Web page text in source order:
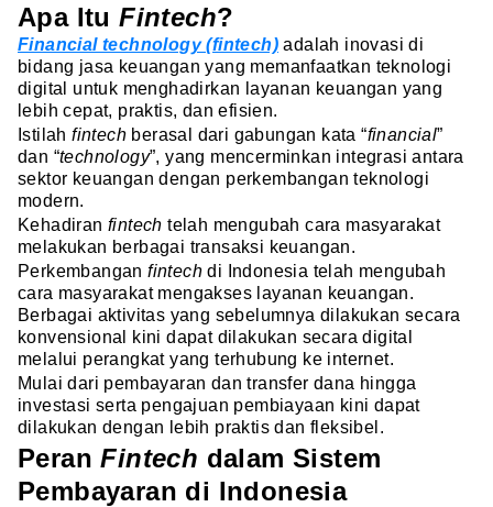
Apa ItuFintech?
Financial technology (fintech) adalah inovasi di
bidang jasa keuangan yang memanfaatkan teknologi
digital untuk menghadirkan layanan keuangan yang
lebih cepat, praktis, dan efisien.
Istilahfintech berasal dari gabungan kata “financial”
dan “technology”, yang mencerminkan integrasi antara
sektor keuangan dengan perkembangan teknologi
modern.
Kehadiran fintechtelah mengubah cara masyarakat
melakukan berbagai transaksi keuangan.
Perkembanganfintechdi Indonesia telah mengubah
cara masyarakat mengakses layanan keuangan.
Berbagai aktivitas yang sebelumnya dilakukan secara
konvensional kini dapat dilakukan secara digital
melalui perangkat yang terhubung ke internet.
Mulai dari pembayaran dan transfer dana hingga
investasi serta pengajuan pembiayaan kini dapat
dilakukan dengan lebih praktis dan fleksibel.
PeranFintech dalam Sistem
Pembayaran di Indonesia